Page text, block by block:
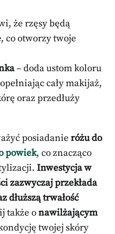
że rzęsy będą
co otworzy twoje
– doda ustom koloru
cały makijaż,
oraz przedłuży
posiadanie różu do
powiek, co znacząco
Inwestycja w
zazwyczaj przekłada
dłuższą trwałość
także onawilżającym
twojej skóry